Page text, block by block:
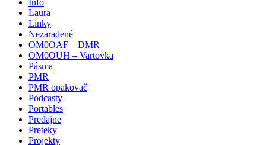
Info
Laura
Linky
Nezaradené
OM0OAF – DMR
OM0OUH – Vartovka
Pásma
PMR
PMR opakovač
Podcasty
Portables
Predajne
Preteky
Projekty